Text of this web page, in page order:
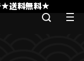
★送料無料★